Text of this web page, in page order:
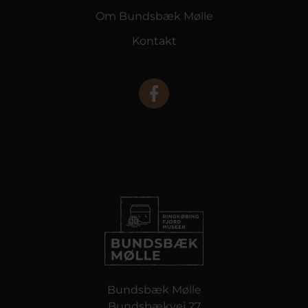
Om Bundsbæk Mølle
Kontakt
Bundsbæk Mølle